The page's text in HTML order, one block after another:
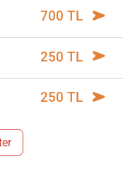
700 TL
250 TL
250 TL